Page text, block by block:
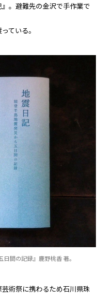
。避難先の金沢で手作業で
ている。
間の記録』鹿野桃香 著。
術祭に携わるため石川県珠